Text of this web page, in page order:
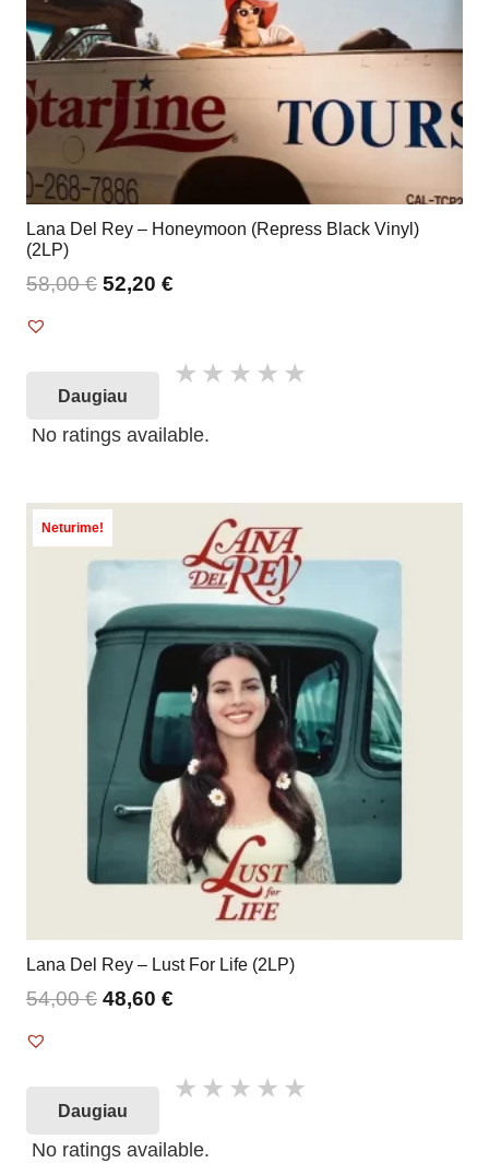
Lana Del Rey – Honeymoon (Repress Black Vinyl)
(2LP)
58,00€ 52,20 €
Daugiau
No ratings available.
Neturime!
Lana Del Rey – Lust For Life (2LP)
54,00€ 48,60 €
Daugiau
No ratings available.